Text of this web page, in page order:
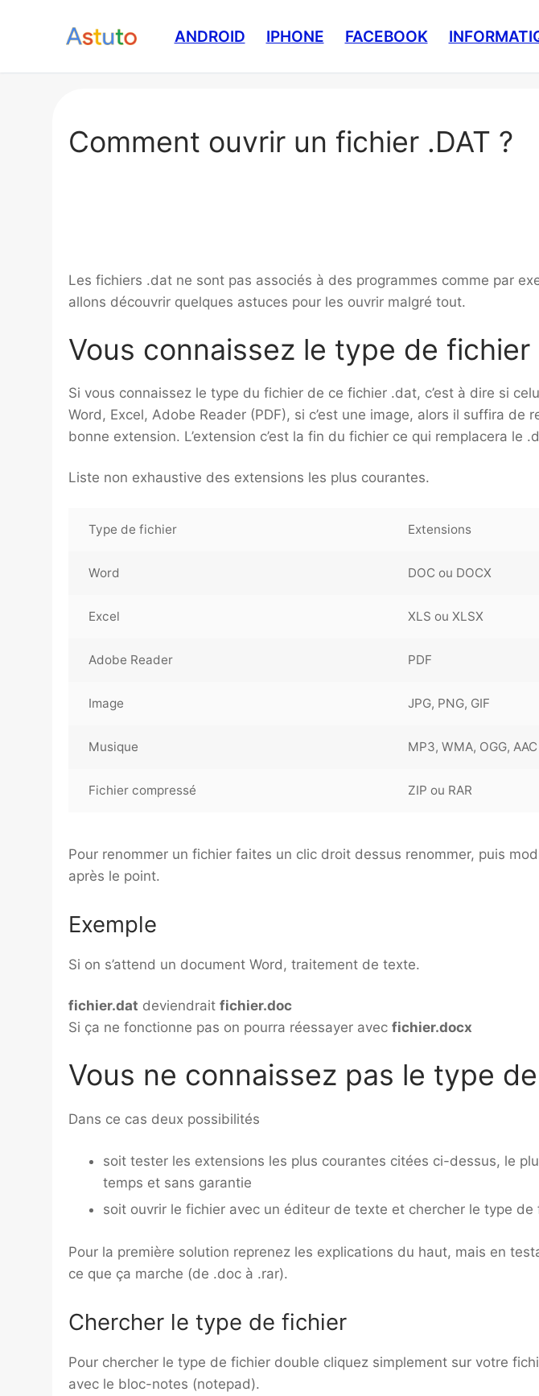
ANDROID IPHONE FACEBOOK
Comment ouvrir un fichier .DAT ?
Les fichiers .dat ne sont pas associés à des programmes comme par
allons découvrir quelques astuces pour les ouvrir malgré tout.
Vous connaissez le type de
Si vous connaissez le type du fichier de ce fichier .dat, c’est à dire si
Word, Excel, Adobe Reader (PDF), si c’est une image, alors il suffira de
bonne extension. L’extension c’est la fin du fichier ce qui remplacera le
Liste non exhaustive des extensions les plus courantes.
Type de fichier Extensions
Word DOC ou DOCX
Excel XLS ou XLSX
Adobe Reader PDF
Image JPG, PNG, GIF
Musique MP3, WMA, OGG, AAC
Fichier compressé ZIP ou RAR
Pour renommer un fichier faites un clic droit dessus renommer, puis
après le point.
Exemple
Si on s’attend un document Word, traitement de texte.
fichier.dat deviendrait fichier.doc
Si ça ne fonctionne pas on pourra réessayer avec fichier.docx
Vous ne connaissez pas le type
Dans ce cas deux possibilités
soit tester les extensions les plus courantes citées ci-dessus, le
temps et sans garantie
soit ouvrir le fichier avec un éditeur de texte et chercher le type de
Pour la première solution reprenez les explications du haut, mais en
ce que ça marche (de .doc à .rar).
Chercher le type de fichier
Pour chercher le type de fichier double cliquez simplement sur votre
avec le bloc-notes (notepad).